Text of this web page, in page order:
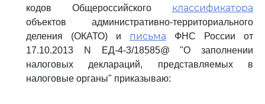
кодов Общероссийского классификатора
объектов административно-территориального
деления (ОКАТО) и письма ФНС России от
17.10.2013 N ЕД-4-3/18585@ "О заполнении
налоговых деклараций, представляемых в
налоговые органы" приказываю: